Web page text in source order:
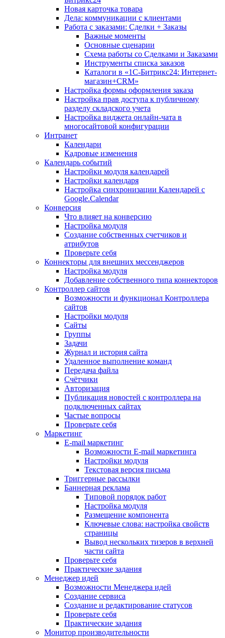
Новая карточка товара
Дела: коммуникации с клиентами
Работа с заказами: Сделки + Заказы
Важные моменты
Основные сценарии
Схема работы со Сделками и Заказами
Инструменты списка заказов
Каталоги в «1С-Битрикс24: Интернет-
магазин+CRM»
Настройка формы оформления заказа
Настройка прав доступа к публичному
разделу складского учета
Настройка виджета онлайн-чата в
многосайтовой конфигурации
Интранет
Календари
Кадровые изменения
Календарь событий
Настройки модуля календарей
Настройки календаря
Настройка синхронизации Календарей с
Google.Calendar
Конверсия
Что влияет на конверсию
Настройка модуля
Создание собственных счетчиков и
атрибутов
Проверьте себя
Коннекторы для внешних мессенджеров
Настройка модуля
Добавление собственного типа коннекторов
Контроллер сайтов
Возможности и функционал Контроллера
сайтов
Настройки модуля
Сайты
Группы
Задачи
Журнал и история сайта
Удаленное выполнение команд
Передача файла
Счётчики
Авторизация
Публикация новостей с контроллера на
подключенных сайтах
Частые вопросы
Проверьте себя
Маркетинг
E-mail маркетинг
Возможности E-mail маркетинга
Настройки модуля
Текстовая версия письма
Триггерные рассылки
Баннерная реклама
Типовой порядок работ
Настройка модуля
Размещение компонента
Ключевые слова: настройка свойств
страницы
Вывод нескольких тизеров в верхней
части сайта
Проверьте себя
Практические задания
Менеджер идей
Возможности Менеджера идей
Создание сервиса
Создание и редактирование статусов
Проверьте себя
Практические задания
Монитор производительности